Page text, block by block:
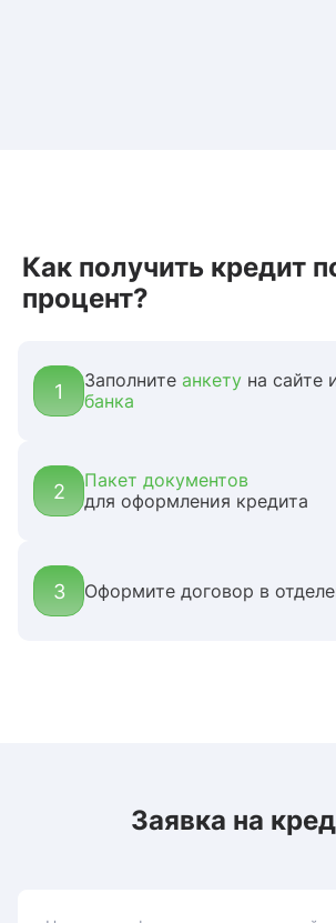
Как получить кредит
процент?
1 Заполните анкету на сайте
банка
2
Пакет документов
для оформления кредита
3 Оформите договор в
Заявка на